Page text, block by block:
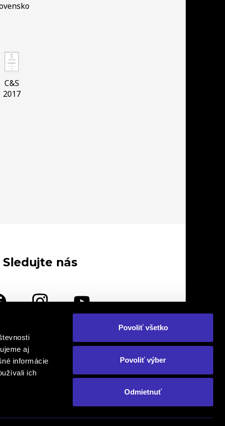
aj
informácie
ich
Povoliť všetko
Povoliť výber
Odmietnuť
C&S
2017
Sledujte nás
alebo nás navštívte osobne
o., FINAL - CD plus, s.r.o., FINAL - CD
ikimonos.sk